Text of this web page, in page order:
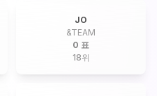
JO
&TEAM
0 표
18위